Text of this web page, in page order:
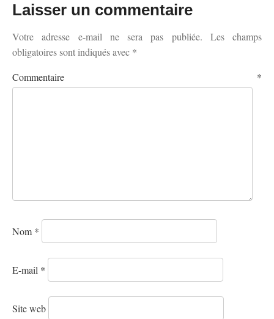
Laisser un commentaire
Votre adresse e-mail ne sera pas publiée.
Les champs
obligatoires sont indiqués avec *
Commentaire *
Nom *
E-mail *
Site web